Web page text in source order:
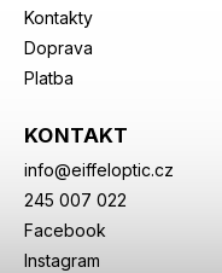
Kontakty
Doprava
Platba
KONTAKT
info@eiffeloptic.cz
245 007 022
Facebook
Instagram